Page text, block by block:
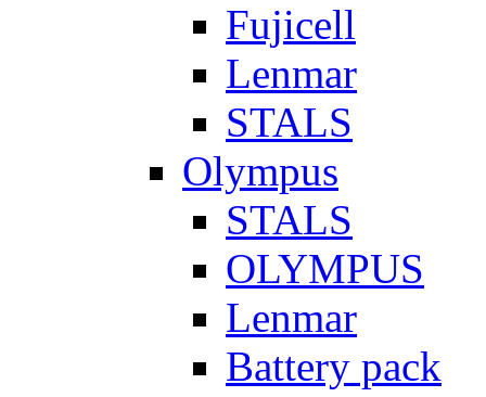
Fujicell
Lenmar
STALS
Olympus
STALS
OLYMPUS
Lenmar
Battery pack